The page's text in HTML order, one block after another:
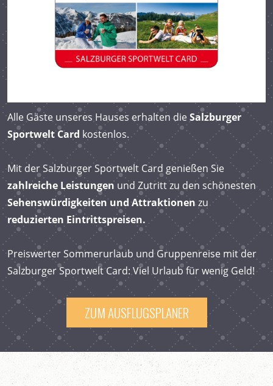
Alle Gäste unseres Hauses erhalten dieSalzburger
Sportwelt Card kostenlos.
Mit der Salzburger Sportwelt Card genießen Sie
zahlreiche Leistungen und Zutritt zu den schönesten
Sehenswürdigkeiten und Attraktionenzu
reduzierten Eintrittspreisen.
Preiswerter Sommerurlaub und Gruppenreise mit der
Salzburger Sportwelt Card: Viel Urlaub für wenig Geld!
ZUM AUSFLUGSPLANER